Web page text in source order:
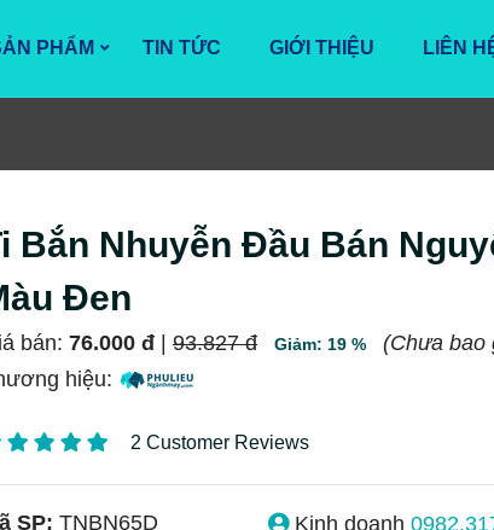
PHẨM TIN TỨC GIỚI THIỆU LIÊN
Bắn Nhuyễn Đầu Bán
Đen
bán: 76.000 đ 93.827 đ Giảm: 19 %
(Chưa bao
hiệu:
2 Customer Reviews
SP: TNBN65D
Kinh doanh